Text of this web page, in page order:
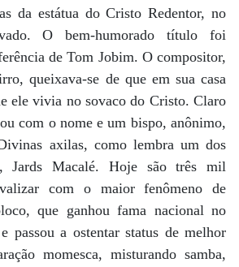
da estátua do Cristo Redentor, no
O bem-humorado título foi
de Tom Jobim. O compositor,
queixava-se de que em sua casa
ele vivia no sovaco do Cristo. Claro
com o nome e um bispo, anônimo,
axilas, como lembra um dos
Jards Macalé. Hoje são três mil
com o maior fenômeno de
que ganhou fama nacional no
passou a ostentar status de melhor
momesca, misturando samba,